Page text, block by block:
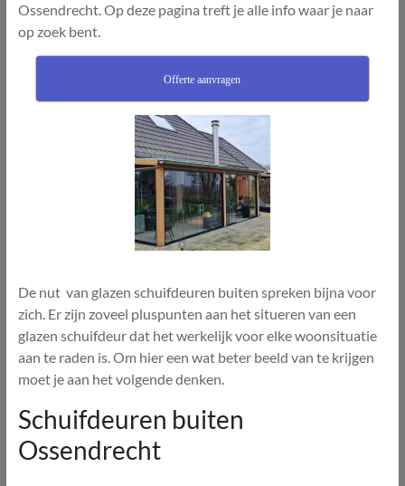
Ossendrecht. Op deze pagina treft je alle info waar je naar
op zoek bent.
Offerte aanvragen
De nut van glazen schuifdeuren buiten spreken bijna voor
zich. Er zijn zoveel pluspunten aan het situeren van een
glazen schuifdeur dat het werkelijk voor elke woonsituatie
aan te raden is. Om hier een wat beter beeld van te krijgen
moet je aan het volgende denken.
Schuifdeuren buiten
Ossendrecht